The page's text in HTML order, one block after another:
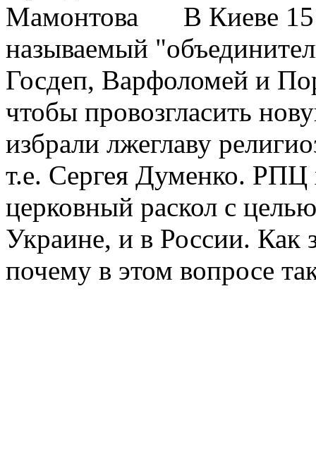
В Киеве
называемый
Госдеп, Варфоломей и
чтобы провозгласить
избрали лжеглаву
т.е. Сергея Думенко. РПЦ
церковный раскол с
Украине, и в России.
почему в этом вопросе